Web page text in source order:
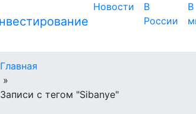
Новости
В
России
В
Главная
»
Записи с тегом "Sibanye"